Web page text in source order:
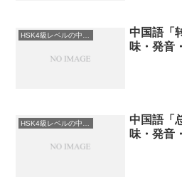
中国語「
味・発音
中国語「
味・発音